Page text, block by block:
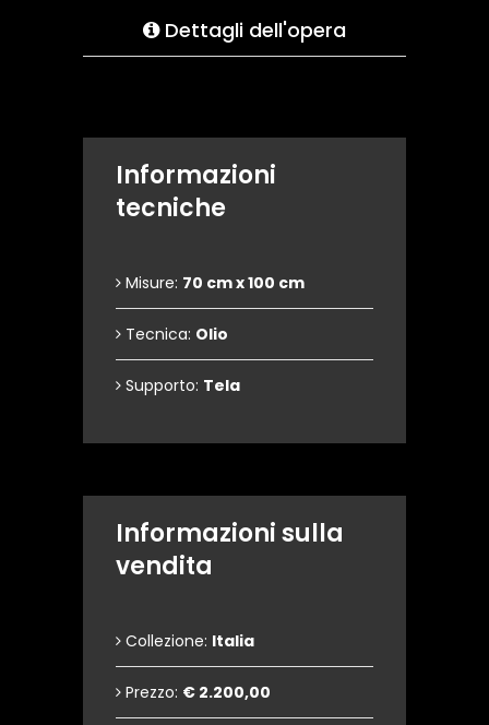
Dettagli dell'opera
Informazioni
tecniche
Misure: 70 cm x 100 cm
Tecnica: Olio
Supporto: Tela
Informazioni sulla
vendita
Collezione: Italia
Prezzo: € 2.200,00